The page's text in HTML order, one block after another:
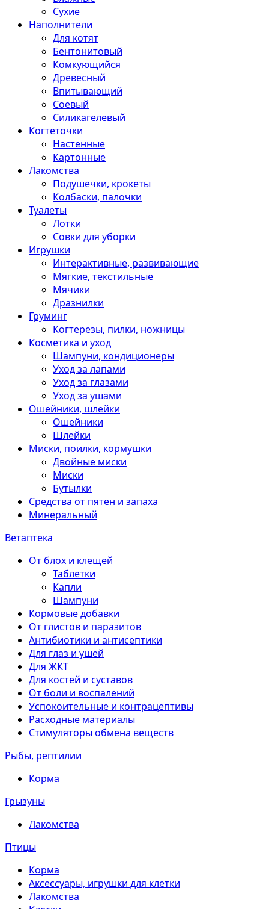
Сухие
Наполнители
Для котят
Бентонитовый
Комкующийся
Древесный
Впитывающий
Соевый
Силикагелевый
Когтеточки
Настенные
Картонные
Лакомства
Подушечки, крокеты
Колбаски, палочки
Туалеты
Лотки
Совки для уборки
Игрушки
Интерактивные, развивающие
Мягкие, текстильные
Мячики
Дразнилки
Груминг
Когтерезы, пилки, ножницы
Косметика и уход
Шампуни, кондиционеры
Уход за лапами
Уход за глазами
Уход за ушами
Ошейники, шлейки
Ошейники
Шлейки
Миски, поилки, кормушки
Двойные миски
Миски
Бутылки
Средства от пятен и запаха
Минеральный
Ветаптека
От блох и клещей
Таблетки
Капли
Шампуни
Кормовые добавки
От глистов и паразитов
Антибиотики и антисептики
Для глаз и ушей
Для ЖКТ
Для костей и суставов
От боли и воспалений
Успокоительные и контрацептивы
Расходные материалы
Стимуляторы обмена веществ
Рыбы, рептилии
Корма
Грызуны
Лакомства
Птицы
Корма
Аксессуары, игрушки для клетки
Лакомства